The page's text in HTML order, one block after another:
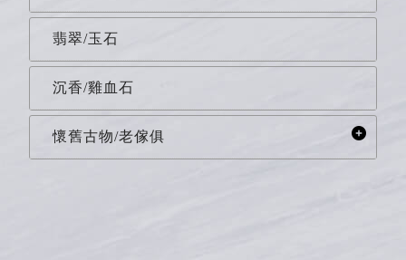
翡翠/玉石
沉香/雞血石
懷舊古物/老傢俱